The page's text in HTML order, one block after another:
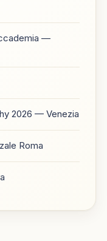
—
2026 — Venezia
Roma